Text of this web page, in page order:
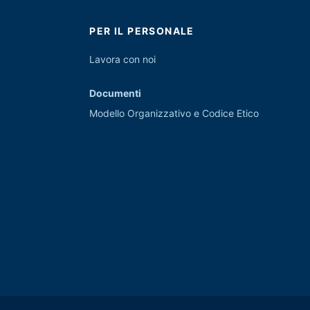
PER IL PERSONALE
Lavora con noi
Documenti
Modello Organizzativo e Codice Etico